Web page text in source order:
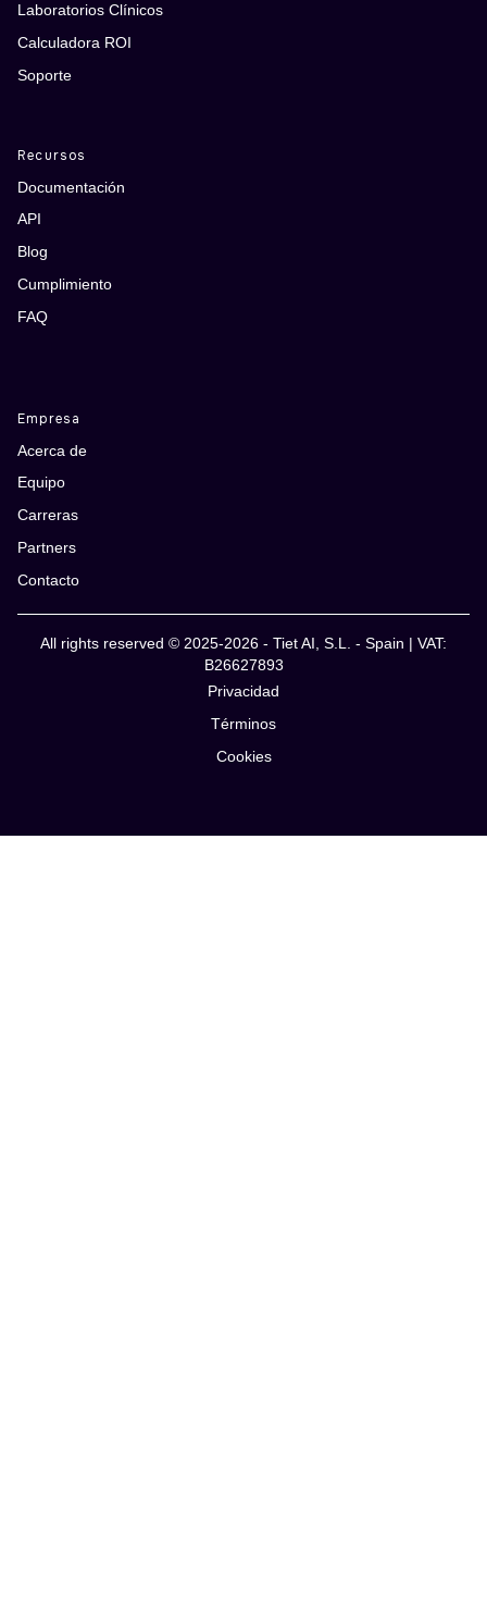
Laboratorios Clínicos
Calculadora ROI
Soporte
Recursos
Documentación
API
Blog
Cumplimiento
FAQ
Empresa
Acerca de
Equipo
Carreras
Partners
Contacto
All rights reserved © 2025-2026 - Tiet AI, S.L. - Spain | VAT:
B26627893
Privacidad
Términos
Cookies